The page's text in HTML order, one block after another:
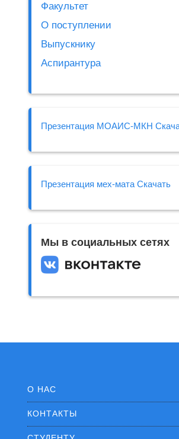
Факультет
О поступлении
Выпускнику
Аспирантура
Презентация МОАИС-МКН
Презентация мех-мата Скачать
Мы в социальных сетях
О НАС
КОНТАКТЫ